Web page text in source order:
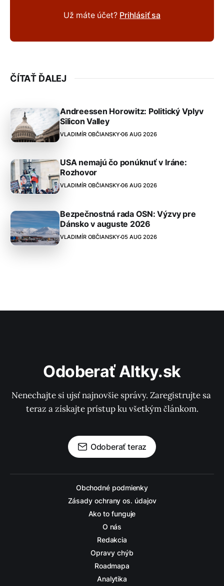
Už máte účet? Prihlásiť sa
ČÍTAŤ ĎALEJ
Andreessen Horowitz: Politický Vplyv
Silicon Valley
VLADIMÍR OBČIANSKY 06 AUG 2026
USA nemajú čo ponúknuť v Iráne:
Rozhovor
VLADIMÍR OBČIANSKY 06 AUG 2026
Bezpečnostná rada OSN: Výzvy pre
Dánsko v auguste 2026
VLADIMÍR OBČIANSKY 05 AUG 2026
Odoberať Altky.sk
Nenechajte si ujsť najnovšie správy. Zaregistrujte sa
teraz a získajte prístup ku všetkým článkom.
Odoberať teraz
Obchodné podmienky
Zásady ochrany os. údajov
Ako to funguje
O nás
Redakcia
Opravy chýb
Roadmapa
Analytika